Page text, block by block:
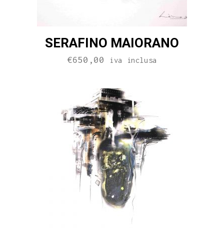
SERAFINO MAIORANO
€650,00 iva inclusa